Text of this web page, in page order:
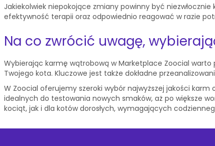
Jakiekolwiek niepokojące zmiany powinny być
efektywność terapii oraz odpowiednio reagować w razie
Na co zwrócić uwagę,
Wybierając karmę wątrobową w Marketplace Zoocial warto
Twojego kota. Kluczowe jest także dokładne
W Zoocial oferujemy szeroki wybór najwyższej jakości
idealnych do testowania nowych smaków, aż po większe
kociąt, jak i dla kotów dorosłych, wymagających